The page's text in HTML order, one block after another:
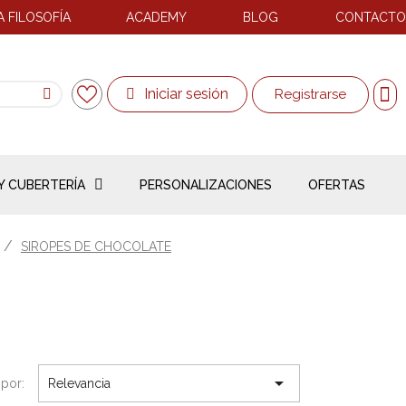
FILOSOFÍA ACADEMY BLOG CONTACTO
Iniciar sesión Registrarse
CUBERTERÍA PERSONALIZACIONES OFERTAS
SIROPES DE CHOCOLATE
Relevancia 